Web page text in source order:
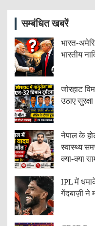
सम्बंधित खबरें
भारत-
भारतीय
जोरहाट
उठाए
नेपाल के
स्वास्थ्य
क्या-क्या
IPL में
गेंदबाज़ी ने